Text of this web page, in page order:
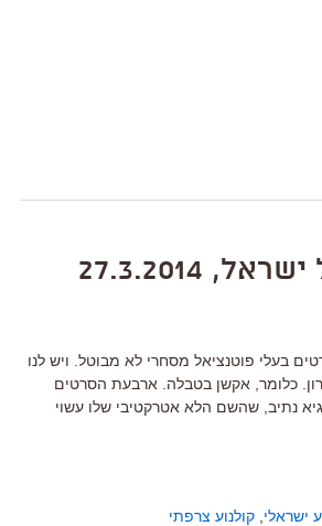
בעלי פוטנציאל מסחרי לא מבוטל. ויש לנו
כלומר, אקשן בטבלה. ארבעת הסרטים
נתיב, שהשם הלא אטרקטיבי שלו עשוי
ישראלי קולנוע צרפתי